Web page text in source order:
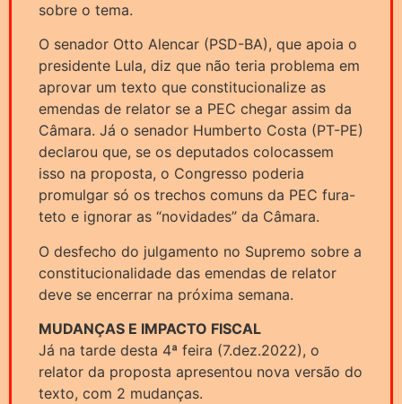
sobre o tema.
O senador Otto Alencar (PSD-BA), que apoia o
presidente Lula, diz que não teria problema em
aprovar um texto que constitucionalize as
emendas de relator se a PEC chegar assim da
Câmara. Já o senador Humberto Costa (PT-PE)
declarou que, se os deputados colocassem
isso na proposta, o Congresso poderia
promulgar só os trechos comuns da PEC fura-
teto e ignorar as “novidades” da Câmara.
O desfecho do julgamento no Supremo sobre a
constitucionalidade das emendas de relator
deve se encerrar na próxima semana.
MUDANÇAS E IMPACTO FISCAL
Já na tarde desta 4ª feira (7.dez.2022), o
relator da proposta apresentou nova versão do
texto, com 2 mudanças.